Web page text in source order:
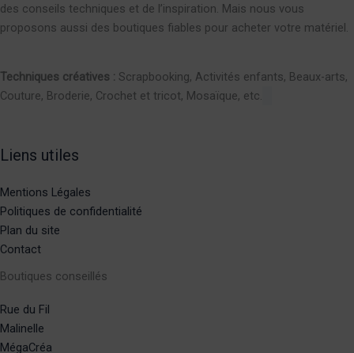
des conseils techniques et de l’inspiration. Mais nous vous
proposons aussi des boutiques fiables pour acheter votre matériel.
Techniques créatives : Scrapbooking, Activités enfants, Beaux-arts,
Couture, Broderie, Crochet et tricot, Mosaïque, etc.
Liens utiles
Mentions Légales
Politiques de confidentialité
Plan du site
Contact
Boutiques conseillés
Rue du Fil
Malinelle
MégaCréa